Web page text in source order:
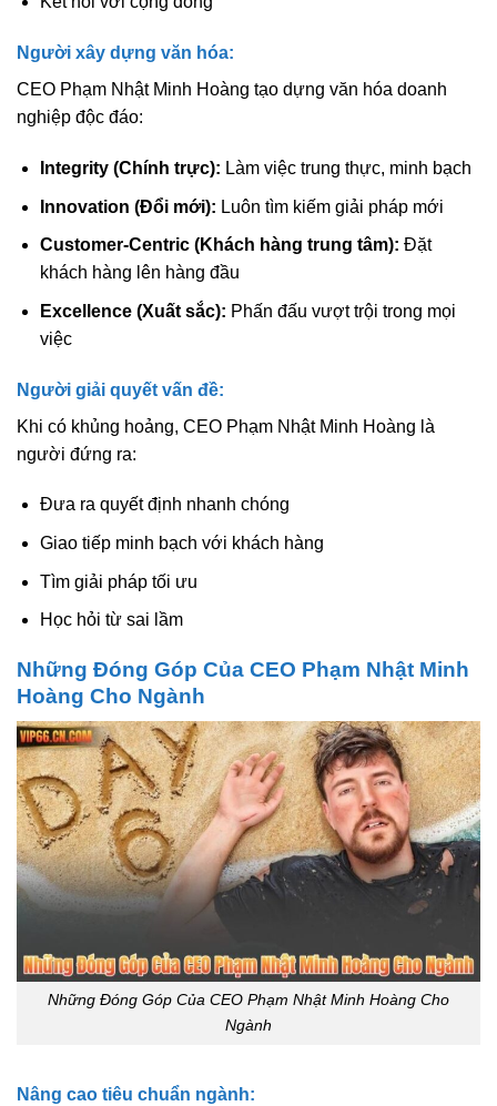
Người xây dựng văn hóa:
CEO Phạm Nhật Minh Hoàng tạo dựng văn hóa doanh
nghiệp độc đáo:
Integrity (Chính trực): Làm việc trung thực, minh bạch
Innovation (Đổi mới): Luôn tìm kiếm giải pháp mới
Customer-Centric (Khách hàng trung tâm): Đặt
khách hàng lên hàng đầu
Excellence (Xuất sắc): Phấn đấu vượt trội trong mọi
việc
Người giải quyết vấn đề:
Khi có khủng hoảng, CEO Phạm Nhật Minh Hoàng là
người đứng ra:
Đưa ra quyết định nhanh chóng
Giao tiếp minh bạch với khách hàng
Tìm giải pháp tối ưu
Học hỏi từ sai lầm
Những Đóng Góp Của CEO Phạm Nhật Minh
Hoàng Cho Ngành
Những Đóng Góp Của CEO Phạm Nhật Minh Hoàng Cho
Ngành
Nâng cao tiêu chuẩn ngành: